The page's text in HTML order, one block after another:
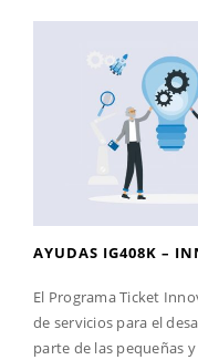
AYUDAS IG408K –
El Programa Ticket
de servicios para el
parte de las pequeñas